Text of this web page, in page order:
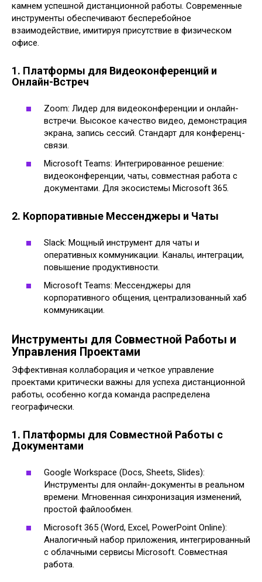
камнем успешной дистанционной работы. Современные
инструменты обеспечивают бесперебойное
взаимодействие, имитируя присутствие в физическом
офисе.
1. Платформы для Видеоконференций и
Онлайн-Встреч
Zoom: Лидер для видеоконференции и онлайн-
встречи. Высокое качество видео, демонстрация
экрана, запись сессий. Стандарт для конференц-
связи.
Microsoft Teams: Интегрированное решение:
видеоконференции, чаты, совместная работа с
документами. Для экосистемы Microsoft 365.
2. Корпоративные Мессенджеры и Чаты
Slack: Мощный инструмент для чаты и
оперативных коммуникации. Каналы, интеграции,
повышение продуктивности.
Microsoft Teams: Мессенджеры для
корпоративного общения, централизованный хаб
коммуникации.
Инструменты для Совместной Работы и
Управления Проектами
Эффективная коллаборация и четкое управление
проектами критически важны для успеха дистанционной
работы, особенно когда команда распределена
географически.
1. Платформы для Совместной Работы с
Документами
Google Workspace (Docs, Sheets, Slides):
Инструменты для онлайн-документы в реальном
времени. Мгновенная синхронизация изменений,
простой файлообмен.
Microsoft 365 (Word, Excel, PowerPoint Online):
Аналогичный набор приложения, интегрированный
с облачными сервисы Microsoft. Совместная
работа.